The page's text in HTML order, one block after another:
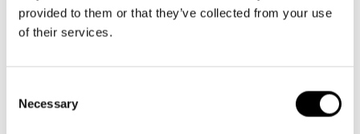
provided to them or that they’ve collected from your use
of their services.
Selection
Necessary